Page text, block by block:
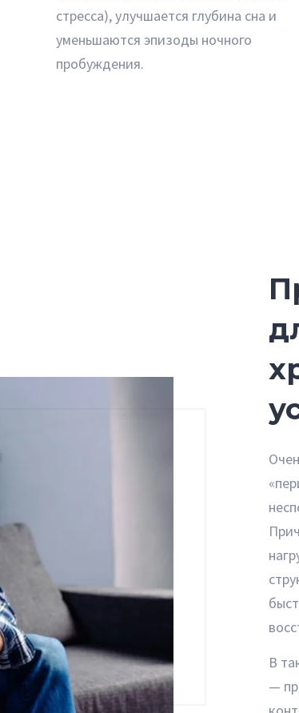
стресса), улучшается глубина сна и
уменьшаются эпизоды ночного
пробуждения.
В
—